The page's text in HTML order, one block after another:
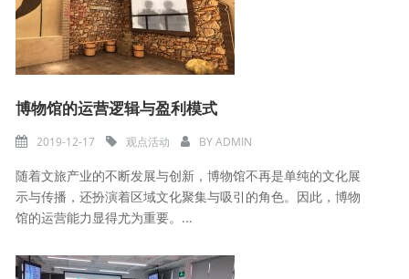
博物馆的运营逻辑与盈利模式
2019-12-17 观点活动 BYADMIN
随着文旅产业的不断发展与创新，博物馆不再是单纯的文化展
示与传播，还扮演着区域文化聚集与吸引的角色。因此，博物
馆的运营能力显得尤为重要。...